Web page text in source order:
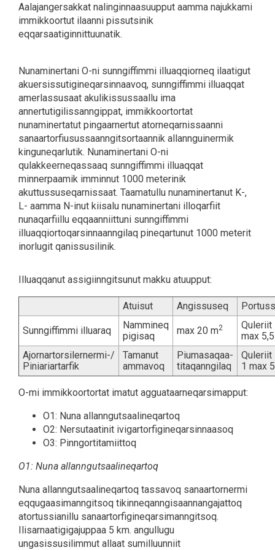
Aalajangersakkat nalinginnaasuupput aamma najukkami
immikkoortut ilaanni pissutsinik
eqqarsaatiginnittuunatik.
Nunaminertani O-ni sunngiffimmi illuaqqiorneq ilaatigut
akuersissutigineqarsinnaavoq, sunngiffimmi illuaqqat
amerlassusaat akulikissussaallu ima
annertutigilissanngippat, immikkoortortat
nunaminertatut pingaarnertut atorneqarnissaanni
sanaartorfiusussaanngitsortaannik allannguinermik
kinguneqarlutik. Nunaminertani O-ni
qulakkeerneqassaaq sunngiffimmi illuaqqat
minnerpaamik imminnut 1000 meterinik
akuttussuseqarnissaat. Taamatullu nunaminertanut K-,
L- aamma N-inut kiisalu nunaminertani illoqarfiit
nunaqarfiillu eqqaanniittuni sunngiffimmi
illuaqqiortoqarsinnaanngilaq pineqartunut 1000 meterit
inorlugit qanissusilinik.
Illuaqqanut assigiinngitsunut makku atuupput:
Atuisut Angissuseq
Sunngiffimmi illuaraq
Nammineq
pigisaq
max 20 m2
Quleriit
max
Ajornartorsilernermi-/
Piniariartarfik
Tamanut
ammavoq
Piumasaqaa-
titaqanngilaq
Quleriit
1 max
O-mi immikkoortortat imatut agguataarneqarsimapput:
O1: Nuna allanngutsaalineqartoq
O2: Nersutaatinit ivigartorfigineqarsinnaasoq
O3: Pinngortitamiittoq
O1: Nuna allanngutsaalineqartoq
Nuna allanngutsaalineqartoq tassavoq sanaartornermi
eqqugaasimanngitsoq tikinneqanngisaannangajattoq
atortussianillu sanaartorfigineqarsimanngitsoq.
Ilisarnaatigigajuppaa 5 km. angullugu
ungasissusilimmut allaat sumilluunniit